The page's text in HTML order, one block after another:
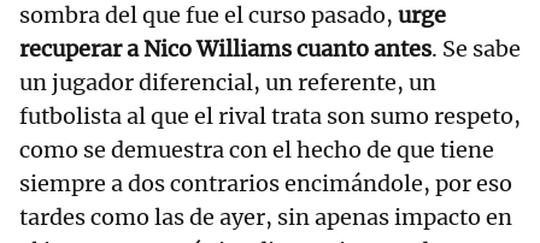
sombra del que fue el curso pasado, urge
recuperar a Nico Williams cuanto antes. Se sabe
un jugador diferencial, un referente, un
futbolista al que el rival trata son sumo respeto,
como se demuestra con el hecho de que tiene
siempre a dos contrarios encimándole, por eso
tardes como las de ayer, sin apenas impacto en